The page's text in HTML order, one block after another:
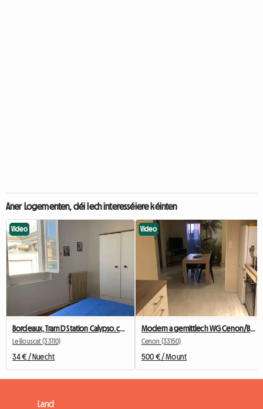
Aner Logementen, déi Iech interesséiere kéinten
Video
Bordeaux, Tram D Station Calypso.ch+SDB+wc Privées
Le Bouscat (33110)
34 € / Nuecht
Video
Modern a gemittlech WG Cenon/Bastide – 2 Zëmmer fräi
Cenon (33150)
500 € / Mount
Land